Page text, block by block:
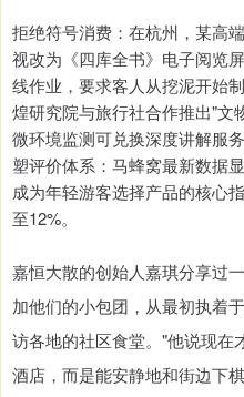
拒绝符号消费：在杭州，某高
视改为《四库全书》电子阅览
线作业，要求客人从挖泥开始
煌研究院与旅行社合作推出"文
微环境监测可兑换深度讲解服
塑评价体系：马蜂窝最新数据
成为年轻游客选择产品的核心
至12%。
嘉恒大散的创始人嘉琪分享过
加他们的小包团，从最初执着
访各地的社区食堂。"他说现在
酒店，而是能安静地和街边下